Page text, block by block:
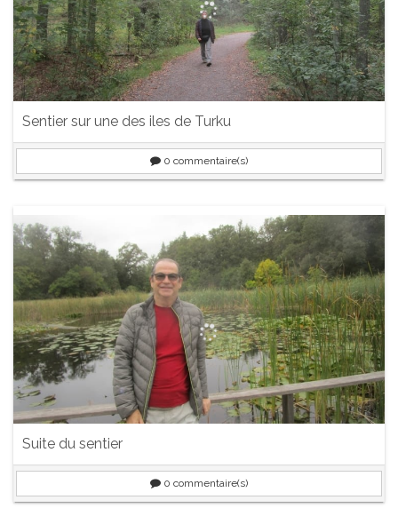
Sentier sur une des iles de Turku
0 commentaire(s)
Suite du sentier
0 commentaire(s)